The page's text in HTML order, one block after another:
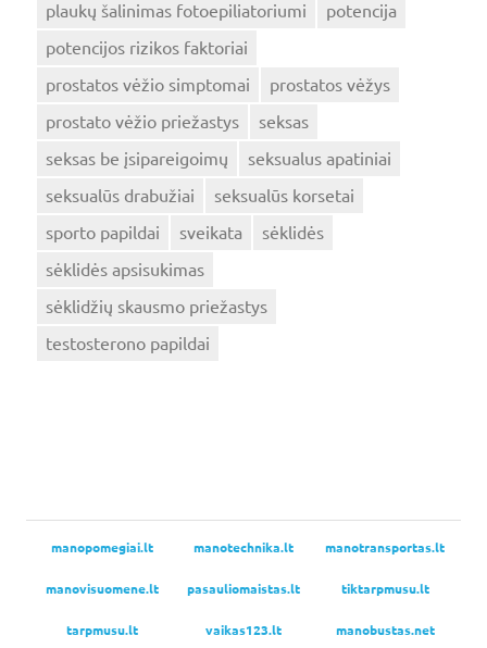
plaukų šalinimas fotoepiliatoriumi
potencija
potencijos rizikos faktoriai
prostatos vėžio simptomai
prostatos vėžys
prostato vėžio priežastys
seksas
seksas be įsipareigoimų
seksualus apatiniai
seksualūs drabužiai
seksualūs korsetai
sporto papildai
sveikata
sėklidės
sėklidės apsisukimas
sėklidžių skausmo priežastys
testosterono papildai
manopomegiai.lt manotechnika.lt manotransportas.lt
manovisuomene.lt pasauliomaistas.lt tiktarpmusu.lt
tarpmusu.lt vaikas123.lt manobustas.net